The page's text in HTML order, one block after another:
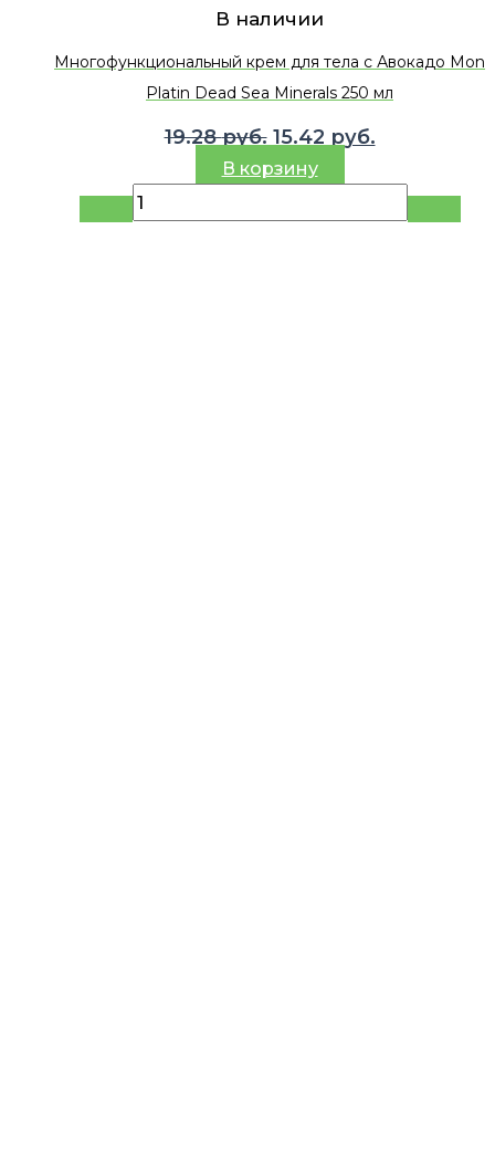
В наличии
Многофункциональный крем для тела с Авокадо Mon
Platin Dead Sea Minerals 250 мл
19.28руб. Первоначальная
цена
19.28 руб..
15.42 руб.Текущая
15.42 руб..
В корзину